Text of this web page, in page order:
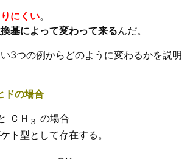
にくい。
基によって変わって来るんだ。
3つの例からどのように変わるかを説明
ドの場合
ＣＨ ３ の場合
ト型として存在する。